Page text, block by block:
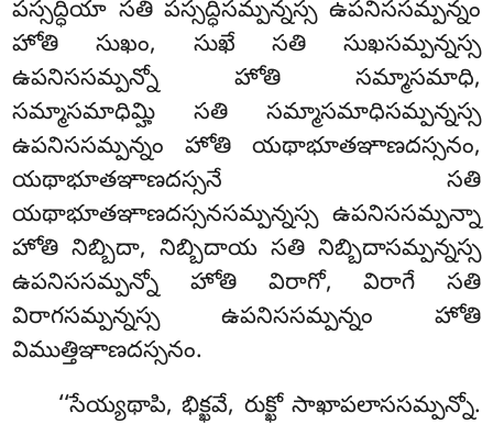
పస్సద్ధియా సతి పస్సద్ధిసమ్పన్నస్స ఉపనిససమ్పన్నం
హోతి సుఖం, సుఖే సతి సుఖసమ్పన్నస్స
ఉపనిససమ్పన్నో హోతి సమ్మాసమాధి,
సమ్మాసమాధిమ్హి సతి సమ్మాసమాధిసమ్పన్నస్స
ఉపనిససమ్పన్నం హోతి యథాభూతఞాణదస్సనం,
యథాభూతఞాణదస్సనే సతి
యథాభూతఞాణదస్సనసమ్పన్నస్స ఉపనిససమ్పన్నా
హోతి నిబ్బిదా, నిబ్బిదాయ సతి నిబ్బిదాసమ్పన్నస్స
ఉపనిససమ్పన్నో హోతి విరాగో, విరాగే సతి
విరాగసమ్పన్నస్స ఉపనిససమ్పన్నం హోతి
విముత్తిఞాణదస్సనం.
‘‘సేయ్యథాపి, భిక్ఖవే, రుక్ఖో సాఖాపలాససమ్పన్నో.